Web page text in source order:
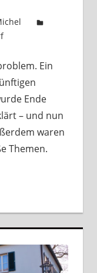
Ein
Ende
– und nun
waren
Themen.